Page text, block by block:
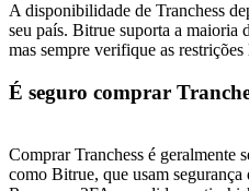
Mais eventos
Centro de recompensas
A disponibilidade de Tranchess
seu país. Bitrue suporta a maioria
mas sempre verifique as
É seguro comprar
Comprar Tranchess é geralmente
como Bitrue, que usam